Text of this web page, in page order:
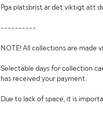
Pga platsbrist är det viktigt att
----------
NOTE! All collections are made
Selectable days for collection
has received your payment.
Due to lack of space, it is